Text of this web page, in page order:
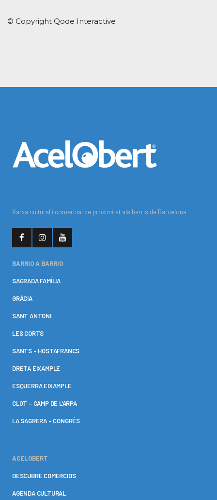
© Copyright Qode Interactive
Xarxa cultural i comercial de proximitat als barris de Barcelona
BARRIO A BARRIO
SAGRADA FAMÍLIA
GRÀCIA
SANT ANTONI
LES CORTS
SANTS – HOSTAFRANCS
DRETA EIXAMPLE
ESQUERRA EIXAMPLE
CLOT – CAMP DE L’ARPA
LA SAGRERA – CONGRÉS
ACELOBERT
DESCUBRE COMERCIOS
AGENDA CULTURAL